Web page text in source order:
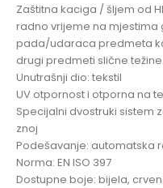
Zaštitna kaciga / šljem od
radno vrijeme na
pada/udaraca predmeta
drugi predmeti slične
Unutrašnji dio: tekstil
UV otpornost i otporna na
Specijalni dvostruki sistem
znoj
Podešavanje: automatska
Norma: EN ISO 397
Dostupne boje: bijela,